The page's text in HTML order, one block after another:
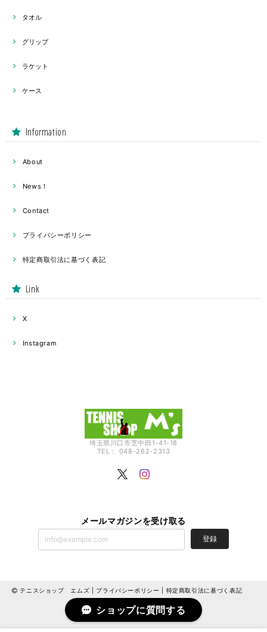
タオル
グリップ
ラケット
ケース
Information
About
News！
Contact
プライバシーポリシー
特定商取引法に基づく表記
Link
X
Instagram
埼玉県川口市芝中田1-41-18
TEL： 048-262-2313
メールマガジンを受け取る
登録
テニスショップ エムズ | プライバシーポリシー 特定商取引法に基づく表記
ショップに質問する